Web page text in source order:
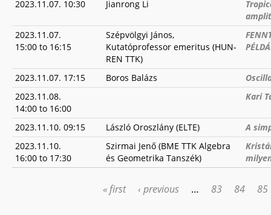
2023.11.07. 10:30
Jianrong Li
2023.11.07.
15:00 to 16:15
Szépvölgyi János,
Kutatóprofessor emeritus (HUN-
REN TTK)
2023.11.07. 17:15 Boros Balázs
2023.11.08.
14:00 to 16:00
Kari
2023.11.10. 09:15 László Oroszlány (ELTE)
A
2023.11.10.
16:00 to 17:30
Szirmai Jenő (BME TTK Algebra
és Geometrika Tanszék)
« first ‹ previous … 83 84 85